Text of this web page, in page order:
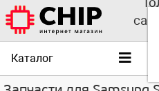
Каталог